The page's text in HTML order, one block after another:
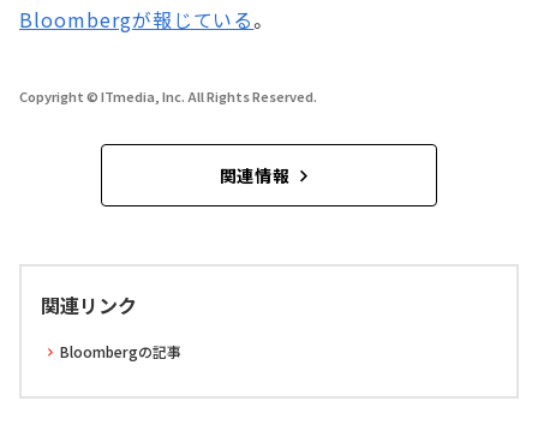
Bloombergが報じている。
Copyright © ITmedia, Inc. All Rights Reserved.
関連情報
関連リンク
Bloombergの記事